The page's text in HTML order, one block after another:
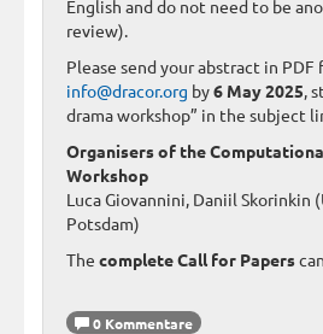
English and do not need to be
review).
Please send your abstract in
info@dracor.org by6 May 2025,
drama workshop” in the subject
Organisers of the
Workshop
Luca Giovannini, Daniil Skorinkin
Potsdam)
The complete Call for Papers
0 Kommentare